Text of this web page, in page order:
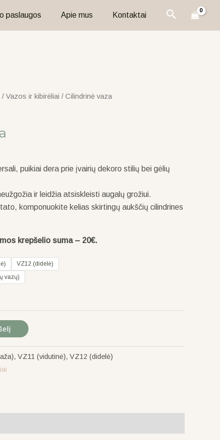
paslaugos Apie mus Kontaktai Paieška
/ Vazos ir kibirėliai / Cilindrinė vaza
puikiai dera prie įvairių dekoro stilių bei gėlių
ir leidžia atsiskleisti augalų grožiui.
komponuokite kelias skirtingų aukščių cilindrines
krepšelio suma – 20€.
VZ12 (didelė)
vazų)
VZ11 (vidutinė), VZ12 (didelė)